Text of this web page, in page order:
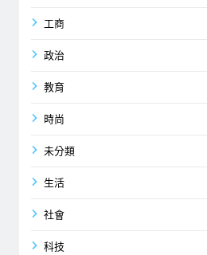
工商
政治
教育
時尚
未分類
生活
社會
科技